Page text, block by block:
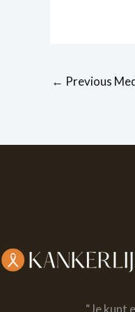
← Previous
“Je kunt